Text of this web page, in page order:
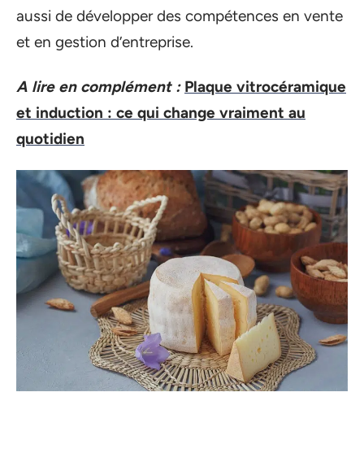
aussi de développer des compétences en vente
et en gestion d’entreprise.
A lire en complément : Plaque vitrocéramique
et induction : ce qui change vraiment au
quotidien